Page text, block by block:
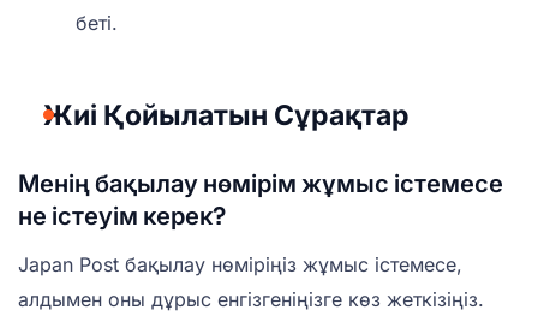
беті.
Жиі Қойылатын Сұрақтар
Менің бақылау нөмірім жұмыс істемесе
не істеуім керек?
Japan Post бақылау нөміріңіз жұмыс істемесе,
алдымен оны дұрыс енгізгеніңізге көз жеткізіңіз.